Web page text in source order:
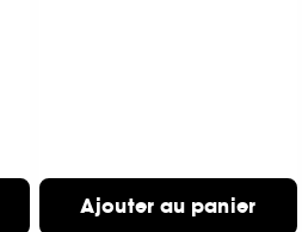
Ajouter au panier